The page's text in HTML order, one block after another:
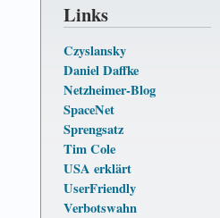
Links
Czyslansky
Daniel Daffke
Netzheimer-Blog
SpaceNet
Sprengsatz
Tim Cole
USA erklärt
UserFriendly
Verbotswahn